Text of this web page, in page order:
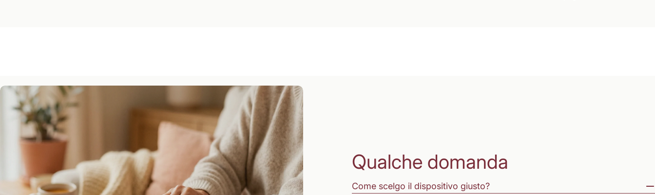
Qualche domanda
Come scelgo il dispositivo giusto?